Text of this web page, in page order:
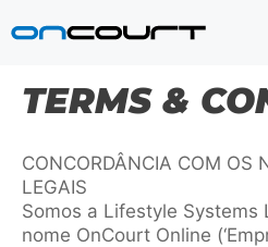
para
conteúdo
TERMS &
CONCORDÂNCIA COM OS
LEGAIS
Somos a Lifestyle
nome OnCourt Online